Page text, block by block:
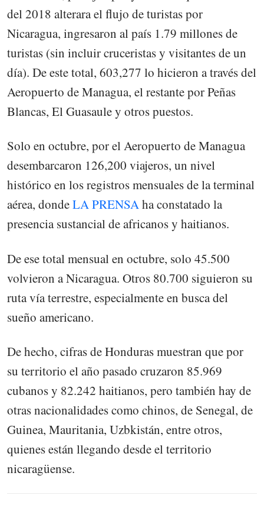
del 2018 alterara el flujo de turistas por
Nicaragua, ingresaron al país 1.79 millones de
turistas (sin incluir cruceristas y visitantes de un
día). De este total, 603,277 lo hicieron a través del
Aeropuerto de Managua, el restante por Peñas
Blancas, El Guasaule y otros puestos.
Solo en octubre, por el Aeropuerto de Managua
desembarcaron 126,200 viajeros, un nivel
histórico en los registros mensuales de la terminal
aérea, dondeLA PRENSAha constatado la
presencia sustancial de africanos y haitianos.
De ese total mensual en octubre, solo 45.500
volvieron a Nicaragua. Otros 80.700 siguieron su
ruta vía terrestre, especialmente en busca del
sueño americano.
De hecho, cifras de Honduras muestran que por
su territorio el año pasado cruzaron 85.969
cubanos y 82.242 haitianos, pero también hay de
otras nacionalidades como chinos, de Senegal, de
Guinea, Mauritania, Uzbkistán, entre otros,
quienes están llegando desde el territorio
nicaragüense.